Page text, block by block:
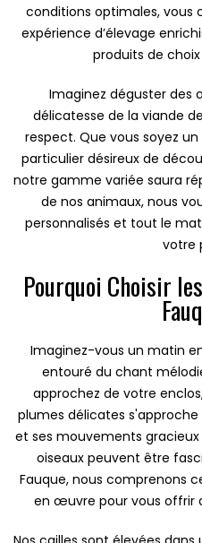
conditions optimales, vous
expérience d’élevage
produits de
Imaginez déguster des
délicatesse de la viande
respect. Que vous soyez
particulier désireux de
notre gamme variée saura
de nos animaux, nous
personnalisés et tout le
votre
Pourquoi Choisir
Imaginez-vous un matin
entouré du chant
approchez de votre
plumes délicates
et ses mouvements
oiseaux peuvent être
Fauque, nous comprenons
en œuvre pour vous offrir